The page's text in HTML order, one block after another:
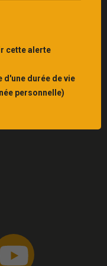
livre et du
cette alerte
d'une durée de vie
personnelle)